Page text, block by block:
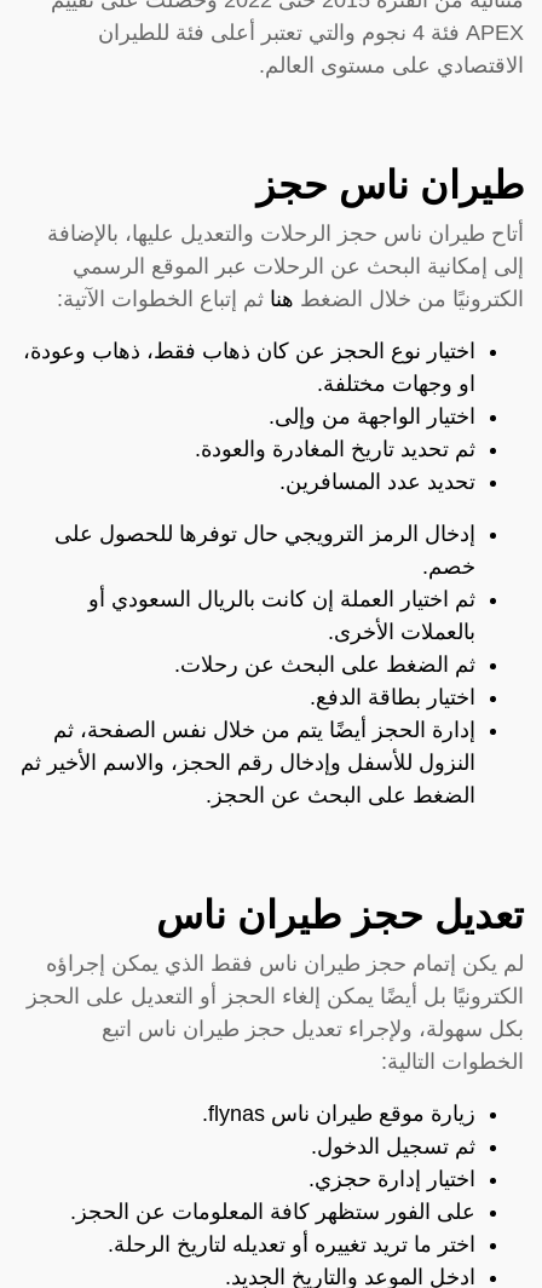
APEX فئة 4 نجوم والتي تعتبر أعلى فئة للطيران
الاقتصادي على مستوى العالم.
طيران ناس حجز
أتاح طيران ناس حجز الرحلات والتعديل عليها، بالإضافة
إلى إمكانية البحث عن الرحلات عبر الموقع الرسمي
الكترونيًا من خلال الضغط هنا ثم إتباع الخطوات الآتية:
اختيار نوع الحجز عن كان ذهاب فقط، ذهاب وعودة،
او وجهات مختلفة.
اختيار الواجهة من وإلى.
ثم تحديد تاريخ المغادرة والعودة.
تحديد عدد المسافرين.
إدخال الرمز الترويجي حال توفرها للحصول على
خصم.
ثم اختيار العملة إن كانت بالريال السعودي أو
بالعملات الأخرى.
ثم الضغط على البحث عن رحلات.
اختيار بطاقة الدفع.
إدارة الحجز أيضًا يتم من خلال نفس الصفحة، ثم
النزول للأسفل وإدخال رقم الحجز، والاسم الأخير ثم
الضغط على البحث عن الحجز.
تعديل حجز طيران ناس
لم يكن إتمام حجز طيران ناس فقط الذي يمكن إجراؤه
الكترونيًا بل أيضًا يمكن إلغاء الحجز أو التعديل على الحجز
بكل سهولة، ولإجراء تعديل حجز طيران ناس اتبع
الخطوات التالية:
زيارة موقع طيران ناس flynas.
ثم تسجيل الدخول.
اختيار إدارة حجزي.
على الفور ستظهر كافة المعلومات عن الحجز.
اختر ما تريد تغييره أو تعديله لتاريخ الرحلة.
ادخل الموعد والتاريخ الجديد.